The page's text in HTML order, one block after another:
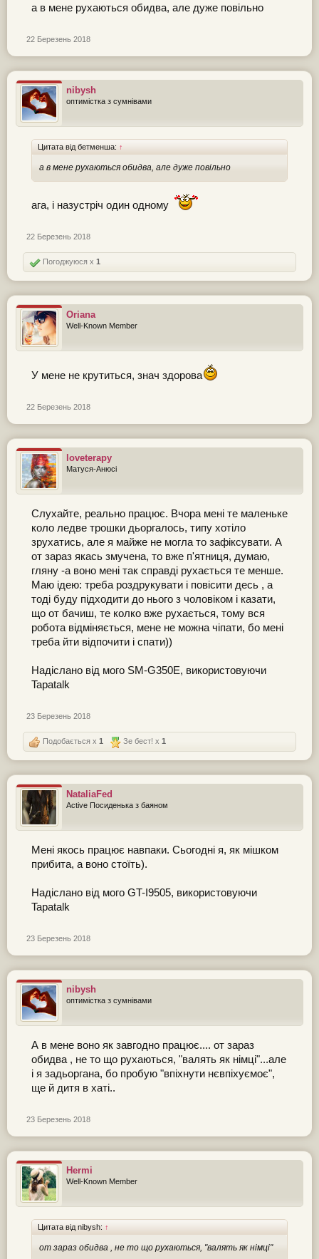
а в мене рухаються обидва, але дуже повільно
22 Березень 2018
nibysh
оптимістка з сумнівами
Цитата від бетменша: ↑
а в мене рухаються обидва, але дуже повільно
ага, і назустріч один одному
22 Березень 2018
Погоджуюся x 1
Oriana
Well-Known Member
У мене не крутиться, знач здорова
22 Березень 2018
loveterapy
Матуся-Анюсі
Слухайте, реально працює. Вчора мені те маленьке
коло ледве трошки дьоргалось, типу хотіло
зрухатись, але я майже не могла то зафіксувати. А
от зараз якась змучена, то вже п'ятниця, думаю,
гляну -а воно мені так справді рухається те менше.
Маю ідею: треба роздрукувати і повісити десь , а
тоді буду підходити до нього з чоловіком і казати,
що от бачиш, те колко вже рухається, тому вся
робота відміняється, мене не можна чіпати, бо мені
треба йти відпочити і спати))
Надіслано від мого SM-G350E, використовуючи
Tapatalk
23 Березень 2018
Подобається x 1 Зе бест! x 1
NataliaFed
Active Посиденька з баяном
Мені якось працює навпаки. Сьогодні я, як мішком
прибита, а воно стоїть).
Надіслано від мого GT-I9505, використовуючи
Tapatalk
23 Березень 2018
nibysh
оптимістка з сумнівами
А в мене воно як завгодно працює.... от зараз
обидва , не то що рухаються, "валять як німці"...але
і я задьоргана, бо пробую "впіхнути нєвпіхуємоє",
ще й дитя в хаті..
23 Березень 2018
Hermi
Well-Known Member
Цитата від nibysh: ↑
от зараз обидва , не то що рухаються, "валять як німці"